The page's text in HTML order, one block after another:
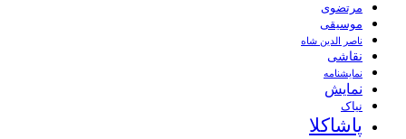
مرتضوی
موسیقی
ناصر الدین شاه
نقاشی
نمايشنامه
نمایش
نیاک
پاشاکلا